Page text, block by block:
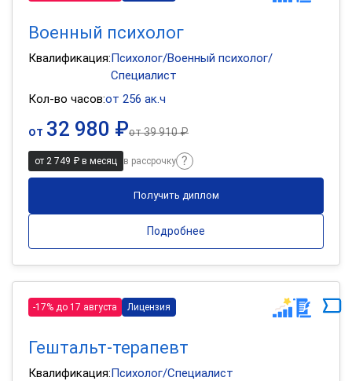
Военный психолог
Квалификация:Психолог/Военный психолог/
Специалист
Кол-во часов:от 256 ак.ч
от 32 980 ₽от39 910 ₽
от 2 749 ₽ в месяц в рассрочку
Получить диплом
Подробнее
-17% до 17 августа Лицензия
Гештальт-терапевт
Квалификация:Психолог/Специалист